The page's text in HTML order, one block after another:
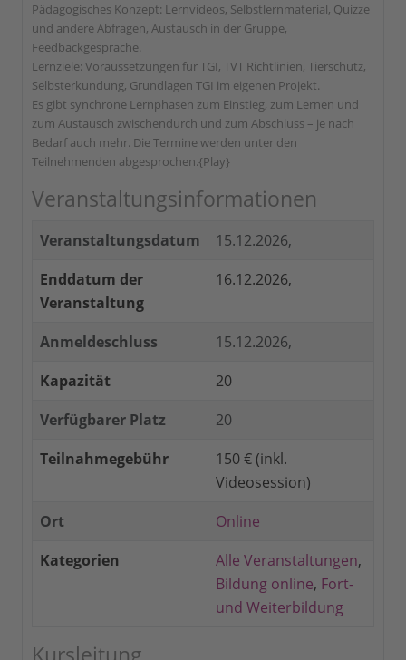
Pädagogisches Konzept: Lernvideos, Selbstlernmaterial, Quizze
und andere Abfragen, Austausch in der Gruppe,
Feedbackgespräche.
Lernziele: Voraussetzungen für TGI, TVT Richtlinien, Tierschutz,
Selbsterkundung, Grundlagen TGI im eigenen Projekt.
Es gibt synchrone Lernphasen zum Einstieg, zum Lernen und
zum Austausch zwischendurch und zum Abschluss – je nach
Bedarf auch mehr. Die Termine werden unter den
Teilnehmenden abgesprochen.{Play}
Veranstaltungsinformationen
Veranstaltungsdatum
15.12.2026,
Enddatum der
Veranstaltung
16.12.2026,
Anmeldeschluss
15.12.2026,
Kapazität
20
Verfügbarer Platz
20
Teilnahmegebühr
150 € (inkl.
Videosession)
Ort
Online
Kategorien
Alle Veranstaltungen,
Bildung online, Fort-
und Weiterbildung